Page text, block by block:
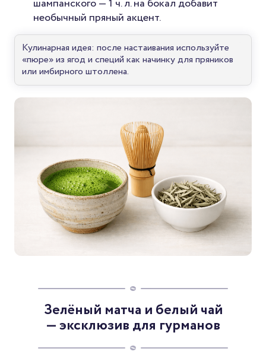
шампанского — 1 ч. л. на бокал добавит
необычный пряный акцент.
Кулинарная идея: после настаивания используйте
«пюре» из ягод и специй как начинку для пряников
или имбирного штоллена.
Зелёный матча и белый чай
— эксклюзив для гурманов